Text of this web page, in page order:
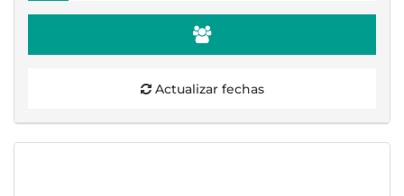
Actualizar fechas